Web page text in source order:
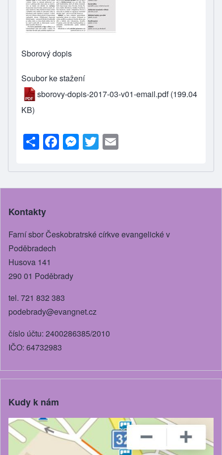
Sborový dopis
Soubor ke stažení
sborovy-dopis-2017-03-v01-email.pdf (199.04
KB)
S
h
ar
e
F
a
c
e
o
M
e
ss
e
er
T
wi
tt
er
ail
Kontakty
Farní sbor Českobratrské církve evangelické v
Poděbradech
Husova 141
290 01 Poděbrady
tel. 721 832 383
podebrady@evangnet.cz
číslo účtu: 2400286385/2010
IČO: 64732983
Kudy k nám